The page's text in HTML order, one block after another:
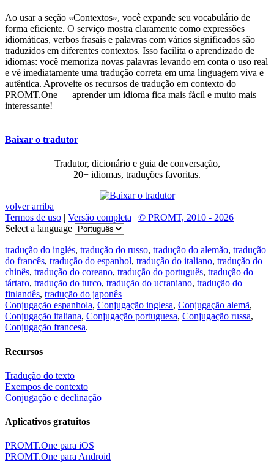
Ao usar a seção «Contextos», você expande seu vocabulário de
forma eficiente. O serviço mostra claramente como expressões
idiomáticas, verbos frasais e palavras com vários significados são
traduzidos em diferentes contextos. Isso facilita o aprendizado de
idiomas: você memoriza novas palavras levando em conta o uso real
e vê imediatamente uma tradução correta em uma linguagem viva e
autêntica. Aproveite os recursos de tradução em contexto do
PROMT.One — aprender um idioma fica mais fácil e muito mais
interessante!
Baixar o tradutor
Tradutor, dicionário e guia de conversação,
20+ idiomas, traduções favoritas.
volver arriba
Termos de uso | Versão completa | © PROMT, 2010 - 2026
Select a language
tradução do inglés, tradução do russo, tradução do alemão, tradução
do francês, tradução do espanhol, tradução do italiano, tradução do
chinês, tradução do coreano, tradução do português, tradução do
tártaro, tradução do turco, tradução do ucraniano, tradução do
finlandês, tradução do japonês
Conjugação espanhola, Conjugação inglesa, Conjugação alemã,
Conjugação italiana, Conjugação portuguesa, Conjugação russa,
Conjugação francesa.
Recursos
Tradução do texto
Exempos de contexto
Conjugação e declinação
Aplicativos gratuitos
PROMT.One para iOS
PROMT.One para Android